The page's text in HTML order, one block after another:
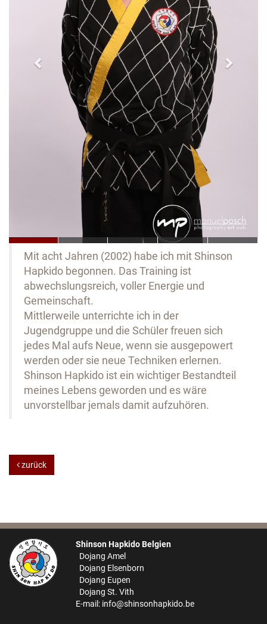
Previous
Mit acht Jahren (2002) habe ich mit Shinson
Hapkido begonnen. Das Training ist
abwechslungsreich, voller Energie und
Gemeinschaft.
Mittlerweile unterrichte ich in der
Jugendgruppe und die Schüler freuen sich
jedes Mal aufs Neue, wenn sie ausgepowert
werden oder sie neue Techniken erlernen.
Shinson Hapkido ist ein wichtiger Bestandteil
meines Lebens geworden und es wäre
unvorstellbar jemals damit aufzuhören.
zurück
Shinson Hapkido Belgien
Dojang Amel
Dojang Elsenborn
Dojang Eupen
Dojang St. Vith
E-mail: info@shinsonhapkido.be